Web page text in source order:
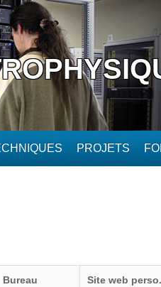
PROJETS
Bureau Site web perso.